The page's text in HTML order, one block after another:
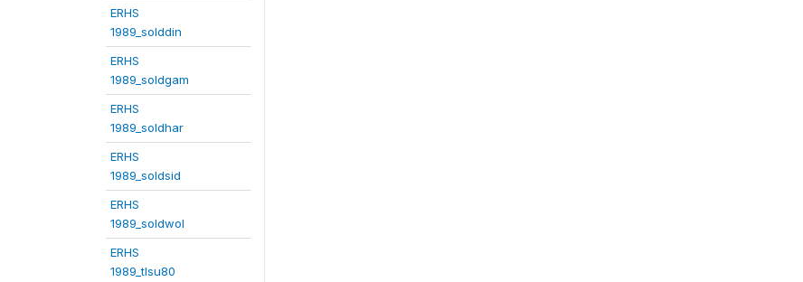
ERHS
1989_solddin
ERHS
1989_soldgam
ERHS
1989_soldhar
ERHS
1989_soldsid
ERHS
1989_soldwol
ERHS
1989_tlsu80